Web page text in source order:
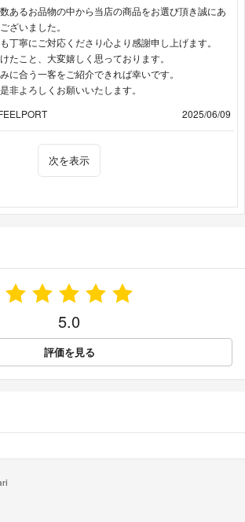
あるお品物の中から当店の商品をお選び頂き誠にあ
ざいました。
丁寧にご対応くださり心より感謝申し上げます。
たこと、大変嬉しく思っております。
に合う一客をご紹介できれば幸いです。
非よろしくお願いいたします。
2025/06/09
次を表示
5.0
評価を見る